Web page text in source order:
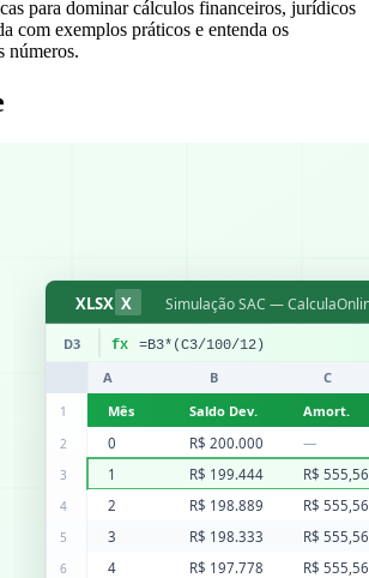
para dominar cálculos financeiros, jurídicos
com exemplos práticos e entenda os
números.